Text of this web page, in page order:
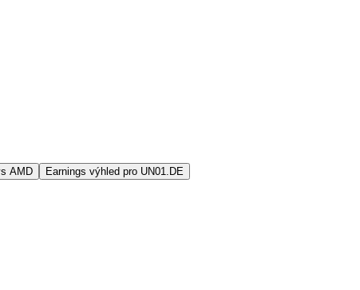
AMD Earnings výhled pro UN01.DE